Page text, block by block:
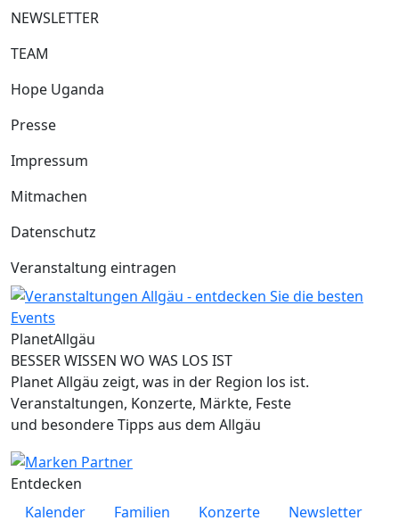
NEWSLETTER
TEAM
Hope Uganda
Presse
Impressum
Mitmachen
Datenschutz
Veranstaltung eintragen
PlanetAllgäu
BESSER WISSEN WO WAS LOS IST
Planet Allgäu zeigt, was in der Region los ist.
Veranstaltungen, Konzerte, Märkte, Feste
und besondere Tipps aus dem Allgäu
Entdecken
Kalender
Familien Konzerte
Newsletter